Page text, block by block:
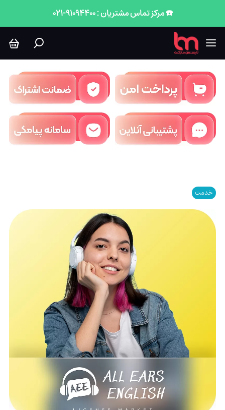
☎️ مرکز تماس مشتریان : 91094400-021
خدمت